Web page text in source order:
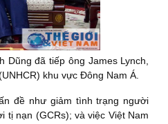
đã tiếp ông James Lynch,
khu vực Đông Nam Á.
đề như giảm tình trạng người
tị nạn (GCRs); và việc Việt Nam